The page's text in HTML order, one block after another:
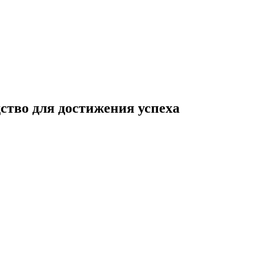
для достижения успеха